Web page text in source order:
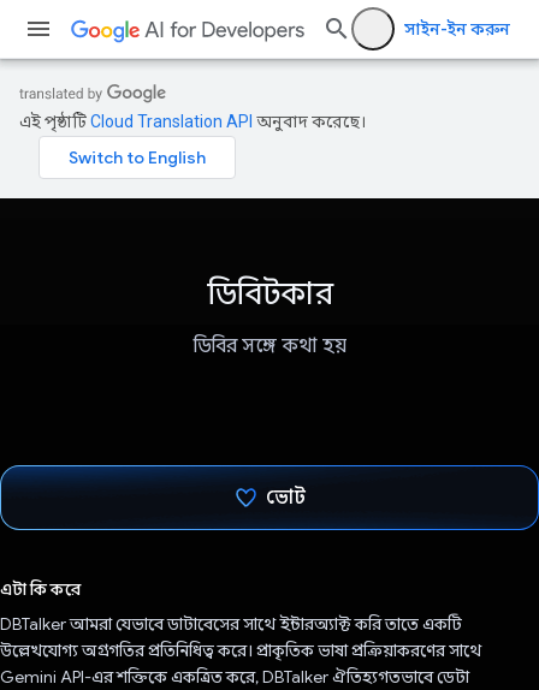
সাইন-ইন করুন
এই পৃষ্ঠাটিCloud Translation API অনুবাদ করেছে।
ডিবিটকার
ডিবির সঙ্গে কথা হয়
ভোট
এটা কি করে
DBTalker আমরা যেভাবে ডাটাবেসের সাথে ইন্টারঅ্যাক্ট করি তাতে একটি
উল্লেখযোগ্য অগ্রগতির প্রতিনিধিত্ব করে। প্রাকৃতিক ভাষা প্রক্রিয়াকরণের সাথে
Gemini API-এর শক্তিকে একত্রিত করে, DBTalker ঐতিহ্যগতভাবে ডেটা